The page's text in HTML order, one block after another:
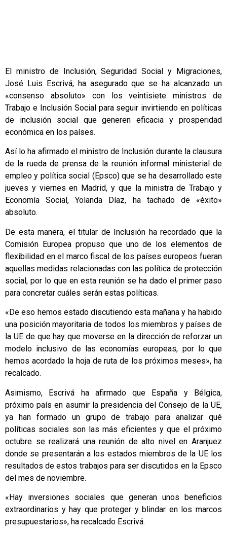
El ministro de Inclusión, Seguridad Social y Migraciones,
José Luis Escrivá, ha asegurado que se ha alcanzado un
«consenso absoluto» con los veintisiete ministros de
Trabajo e Inclusión Social para seguir invirtiendo en políticas
de inclusión social que generen eficacia y prosperidad
económica en los países.
Así lo ha afirmado el ministro de Inclusión durante la clausura
de la rueda de prensa de la reunión informal ministerial de
empleo y política social (Epsco) que se ha desarrollado este
jueves y viernes en Madrid, y que la ministra de Trabajo y
Economía Social, Yolanda Díaz, ha tachado de «éxito»
absoluto.
De esta manera, el titular de Inclusión ha recordado que la
Comisión Europea propuso que uno de los elementos de
flexibilidad en el marco fiscal de los países europeos fueran
aquellas medidas relacionadas con las política de protección
social, por lo que en esta reunión se ha dado el primer paso
para concretar cuáles serán estas políticas.
«De eso hemos estado discutiendo esta mañana y ha habido
una posición mayoritaria de todos los miembros y países de
la UE de que hay que moverse en la dirección de reforzar un
modelo inclusivo de las economías europeas, por lo que
hemos acordado la hoja de ruta de los próximos meses», ha
recalcado.
Asimismo, Escrivá ha afirmado que España y Bélgica,
próximo país en asumir la presidencia del Consejo de la UE,
ya han formado un grupo de trabajo para analizar qué
políticas sociales son las más eficientes y que el próximo
octubre se realizará una reunión de alto nivel en Aranjuez
donde se presentarán a los estados miembros de la UE los
resultados de estos trabajos para ser discutidos en la Epsco
del mes de noviembre.
«Hay inversiones sociales que generan unos beneficios
extraordinarios y hay que proteger y blindar en los marcos
presupuestarios», ha recalcado Escrivá.